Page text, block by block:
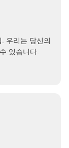
우리는 당신의
있습니다.